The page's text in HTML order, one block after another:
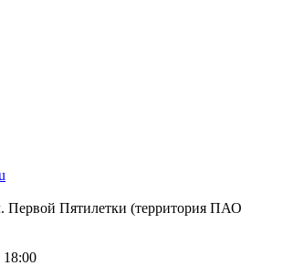
Первой Пятилетки (территория ПАО